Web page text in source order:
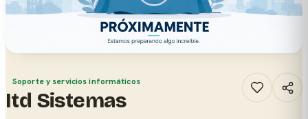
Soporte y servicios informáticos
Itd Sistemas